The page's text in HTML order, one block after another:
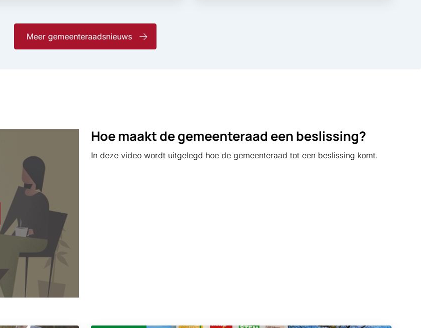
(de wethouders) te benoemen.
Meer gemeenteraadsnieuws
Hoe maakt de gemeenteraad een beslissing?
In deze video wordt uitgelegd hoe de gemeenteraad tot een beslissing komt.